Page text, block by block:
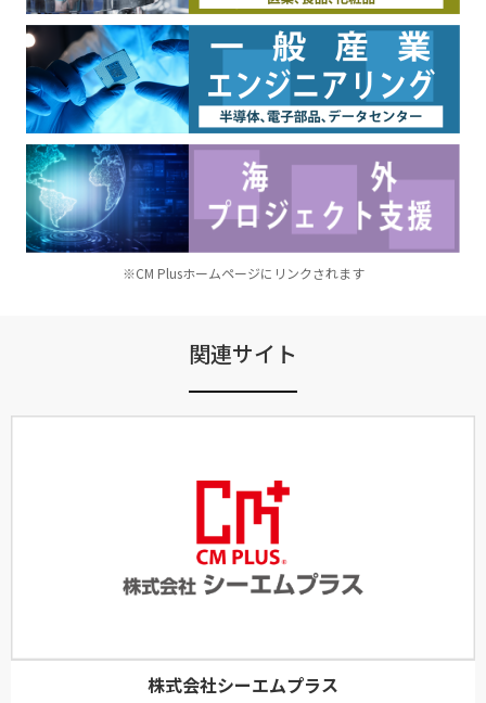
※CM Plusホームページにリンクされます
関連サイト
株式会社シーエムプラス